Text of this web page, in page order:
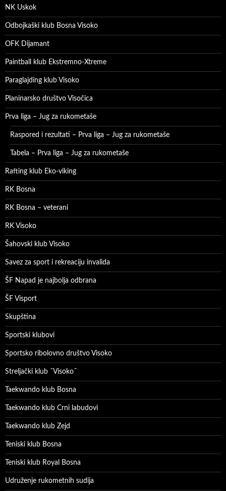
NK Uskok
Odbojkaški klub Bosna Visoko
OFK Dijamant
Paintball klub Ekstremno-Xtreme
Paraglajding klub Visoko
Planinarsko društvo Visočica
Prva liga – Jug za rukometaše
Raspored i rezultati – Prva liga – Jug za rukometaše
Tabela – Prva liga – Jug za rukometaše
Rafting klub Eko-viking
RK Bosna
RK Bosna – veterani
RK Visoko
Šahovski klub Visoko
Savez za sport i rekreaciju invalida
ŠF Napad je najbolja odbrana
ŠF Visport
Skupština
Sportski klubovi
Sportsko ribolovno društvo Visoko
Streljački klub ˝Visoko˝
Taekwando klub Bosna
Taekwando klub Crni labudovi
Taekwando klub Zejd
Teniski klub Bosna
Teniski klub Royal Bosna
Udruženje rukometnih sudija